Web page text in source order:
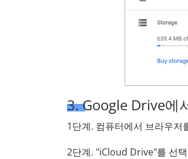
3. Google Drive에
1단계. 컴퓨터에서 브라우저
2단계. "iCloud Drive"를 선